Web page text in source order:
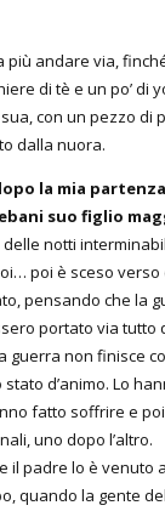
più andare via,
di tè e un po’ di
con un pezzo di
dalla nuora.
la mia
suo figlio
notti
poi è sceso verso
pensando che la
portato via tutto
guerra non finisce
d’animo. Lo
fatto soffrire e
uno dopo l’altro.
il padre lo è venuto
quando la gente